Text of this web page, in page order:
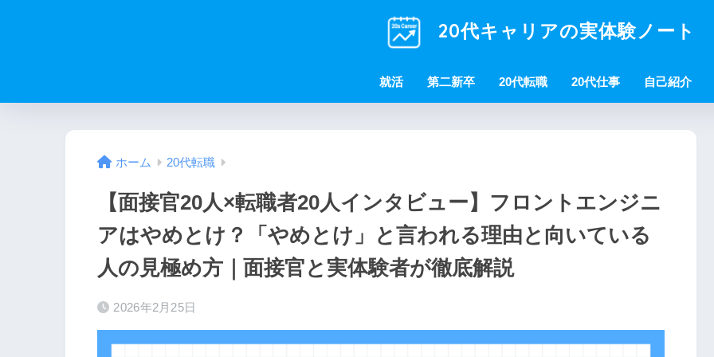
20代キャリアの実体験ノート
就活 第二新卒 20代転職 20代仕事 自己紹介
ホーム 20代転職
【面接官20人×転職者20人インタビュー】フロントエンジニ
アはやめとけ？「やめとけ」と言われる理由と向いている
人の見極め方｜面接官と実体験者が徹底解説
2026年2月25日